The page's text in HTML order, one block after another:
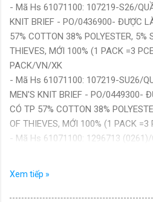
- Mã Hs 61071100: 107219-S26/
KNIT BRIEF - PO/0436900- ĐƯỢC
57% COTTON 38% POLYESTER, 5%
THIEVES, MỚI 100% (1 PACK =3
PACK/VN/XK
- Mã Hs 61071100: 107219-SU26/
MEN'S KNIT BRIEF - PO/0449300-
CÓ TP 57% COTTON 38%
OF THIEVES, MỚI 100% (1 PACK
- Mã Hs 61071100: 1296713
- Mã Hs 61071100: 1297174
Mens knit underwear 96.00%
Xem tiếp »